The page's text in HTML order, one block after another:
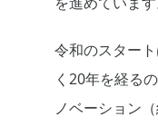
令和のスター
く20年を経る
ノベーション